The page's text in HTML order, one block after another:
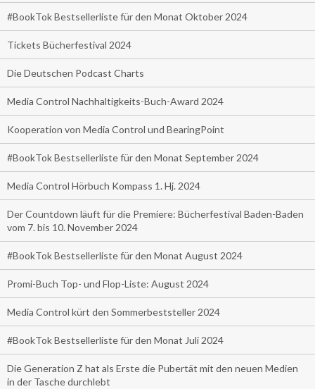
#BookTok Bestsellerliste für den Monat Oktober 2024
Tickets Bücherfestival 2024
Die Deutschen Podcast Charts
Media Control Nachhaltigkeits-Buch-Award 2024
Kooperation von Media Control und BearingPoint
#BookTok Bestsellerliste für den Monat September 2024
Media Control Hörbuch Kompass 1. Hj. 2024
Der Countdown läuft für die Premiere: Bücherfestival Baden-Baden
vom 7. bis 10. November 2024
#BookTok Bestsellerliste für den Monat August 2024
Promi-Buch Top- und Flop-Liste: August 2024
Media Control kürt den Sommerbeststeller 2024
#BookTok Bestsellerliste für den Monat Juli 2024
Die Generation Z hat als Erste die Pubertät mit den neuen Medien
in der Tasche durchlebt